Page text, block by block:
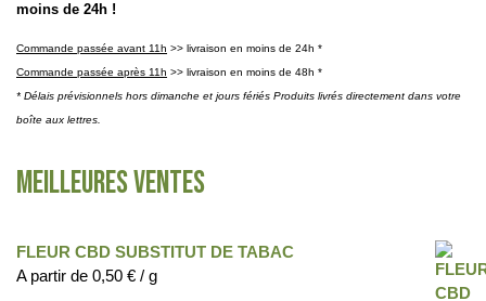
moins de 24h !
Commande passée avant 11h >> livraison en moins de 24h *
Commande passée après 11h >> livraison en moins de 48h *
* Délais prévisionnels hors dimanche et jours fériés Produits livrés directement dans votre
boîte aux lettres.
Meilleures ventes
FLEUR CBD SUBSTITUT DE TABAC
A partir de 0,50 € / g